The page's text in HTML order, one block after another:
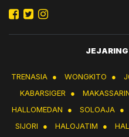
JEJARING
TRENASIA ● WONGKITO ●
KABARSIGER
●
HALLOMEDAN
● SOLOAJA ●
SIJORI
● HALOJATIM ●